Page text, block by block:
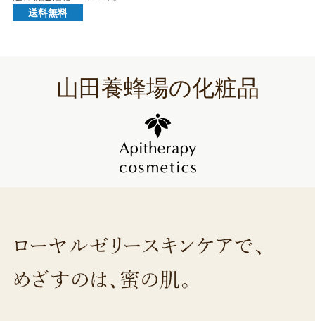
送料無料
山田養蜂場の化粧品